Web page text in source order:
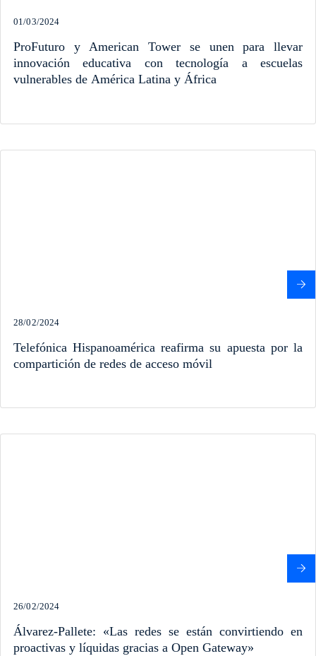
01/03/2024
ProFuturo y American Tower se unen para llevar
innovación educativa con tecnología a escuelas
vulnerables de América Latina y África
28/02/2024
Telefónica Hispanoamérica reafirma su apuesta por la
compartición de redes de acceso móvil
26/02/2024
Álvarez-Pallete: «Las redes se están convirtiendo en
proactivas y líquidas gracias a Open Gateway»